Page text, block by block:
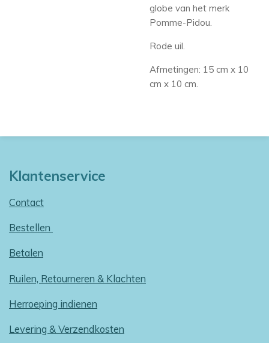
globe van het merk
Pomme-Pidou.
Rode uil.
Afmetingen: 15 cm x 10
cm x 10 cm.
Klantenservice
Contact
Bestellen
Betalen
Ruilen, Retourneren & Klachten
Herroeping indienen
Levering & Verzendkosten